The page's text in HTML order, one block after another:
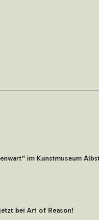
im Kunstmuseum
bei Art of Reason!